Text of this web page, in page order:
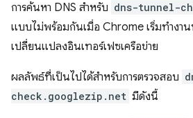
การค้นหา DNS สำหรับ dns-tunnel-
แบบไม่พร้อมกันเมื่อ Chrome เริ่มทำงาน
เปลี่ยนแปลงอินเทอร์เฟซเครือข่าย
ผลลัพธ์ที่เป็นไปได้สำหรับการตรวจสอบ
check.googlezip.net มีดังนี้